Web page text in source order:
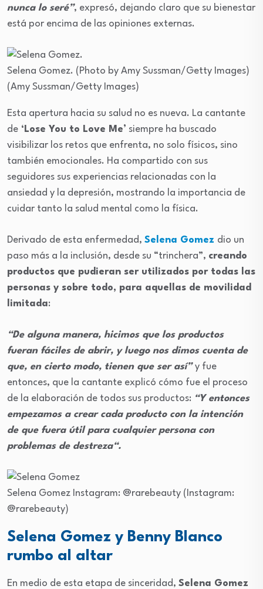
nunca lo seré”, expresó, dejando claro que su bienestar
está por encima de las opiniones externas.
Selena Gomez. (Photo by Amy Sussman/Getty Images)
(Amy Sussman/Getty Images)
Esta apertura hacia su salud no es nueva. La cantante
de ‘Lose You to Love Me’ siempre ha buscado
visibilizar los retos que enfrenta, no solo físicos, sino
también emocionales. Ha compartido con sus
seguidores sus experiencias relacionadas con la
ansiedad y la depresión, mostrando la importancia de
cuidar tanto la salud mental como la física.
Derivado de esta enfermedad, Selena Gomez dio un
paso más a la inclusión, desde su “trinchera”, creando
productos que pudieran ser utilizados por todas las
personas y sobre todo, para aquellas de movilidad
limitada:
“De alguna manera, hicimos que los productos
fueran fáciles de abrir, y luego nos dimos cuenta de
que, en cierto modo, tienen que ser así”y fue
entonces, que la cantante explicó cómo fue el proceso
de la elaboración de todos sus productos: “Y entonces
empezamos a crear cada producto con la intención
de que fuera útil para cualquier persona con
problemas de destreza“.
Selena Gomez Instagram: @rarebeauty (Instagram:
@rarebeauty)
Selena Gomez y Benny Blanco
rumbo al altar
En medio de esta etapa de sinceridad, Selena Gomez